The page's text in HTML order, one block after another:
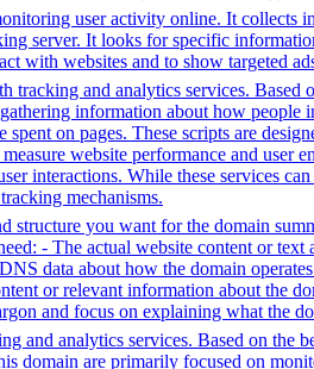
user activity online. It collects
server. It looks for specific
with websites and to show targeted
tracking and analytics services.
information about how
on pages. These scripts are
website performance and
interactions. While these services
mechanisms.
structure you want for the domain
- The actual website content or
data about how the domain
or relevant information about the
and focus on explaining what the
and analytics services. Based on
domain are primarily focused on